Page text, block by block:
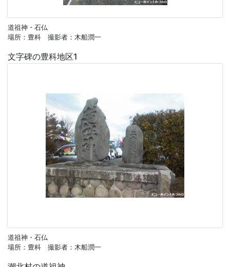
道祖神・石仏
場所：豊科 撮影者：木船潤一
文字碑の豊科地区1
道祖神・石仏
場所：豊科 撮影者：木船潤一